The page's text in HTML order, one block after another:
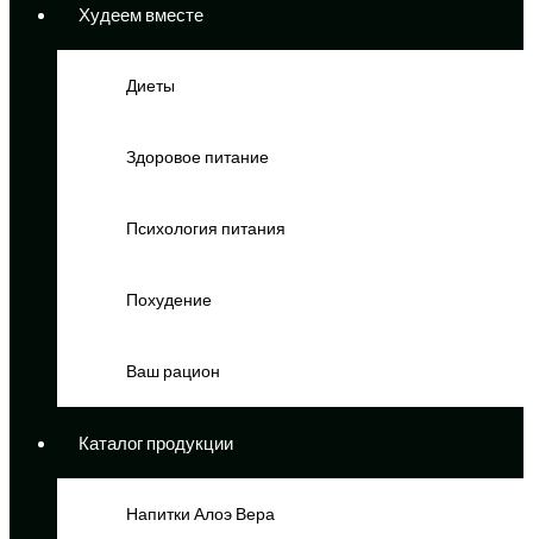
Худеем вместе
Диеты
Здоровое питание
Психология питания
Похудение
Ваш рацион
Каталог продукции
Напитки Алоэ Вера